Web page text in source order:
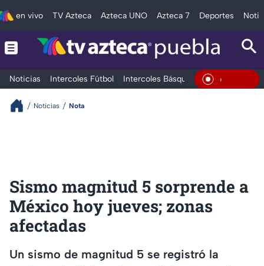
en vivo TV Azteca Azteca UNO Azteca 7 Deportes
Noticias Intercoles Fútbol Intercoles Básquetbol DeportesEn Vivo
Noticias Nota
Sismo magnitud 5 sorprende a
México hoy jueves; zonas
afectadas
Un sismo de magnitud 5 se registró la